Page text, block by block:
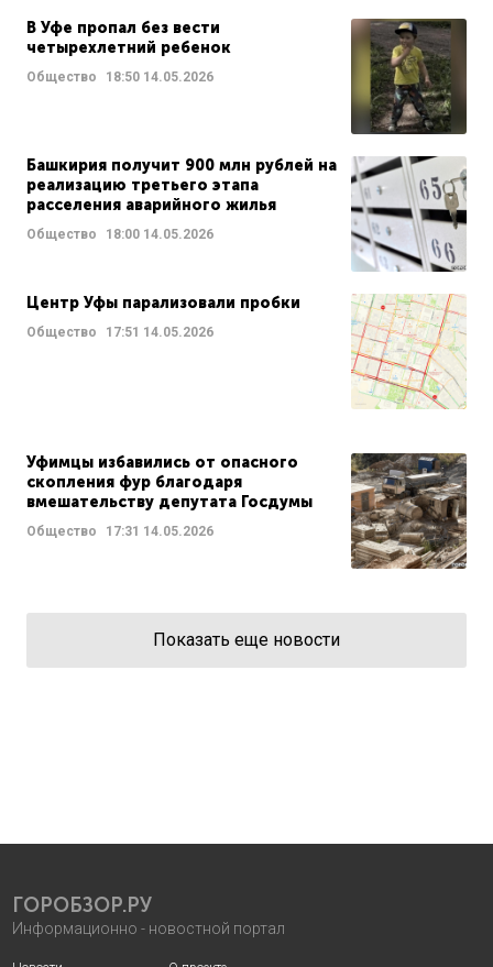
В Уфе пропал без вести
четырехлетний ребенок
Общество 18:50 14.05.2026
Башкирия получит 900 млн рублей на
реализацию третьего этапа
расселения аварийного жилья
Общество 18:00 14.05.2026
Центр Уфы парализовали пробки
Общество 17:51 14.05.2026
Уфимцы избавились от опасного
скопления фур благодаря
вмешательству депутата Госдумы
Общество 17:31 14.05.2026
Показать еще новости
ГОРОБЗОР.РУ
Информационно - новостной портал